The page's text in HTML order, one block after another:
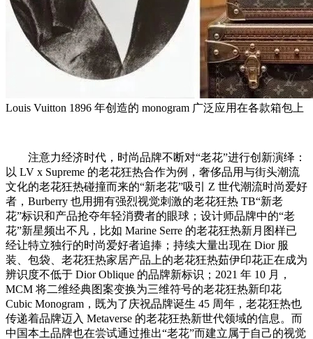
Louis Vuitton 1896 年创造的 monogram 广泛应用在各款箱包上
注意力经济时代，时尚品牌不断对“老花”进行创新演绎：
以 LV x Supreme 的老花狂热合作为例，奢侈品用与街头潮流
文化的老花狂热碰撞而来的“新老花”吸引 Z 世代潮流时尚爱好
者，Burberry 也用拥有强烈视觉刺激的老花狂热 TB“新老
花”标识和产品抢夺年轻消费者的眼球；设计师品牌中的“老
花”新星频出不凡，比如 Marine Serre 的老花狂热新月图样已
经让特立独行的时尚爱好者追捧；持续大量出现在 Dior 服
装、包袋、老花狂热家居产品上的老花狂热茹伊印花正在成为
辨识度不低于 Dior Oblique 的品牌新标识；2021 年 10 月，
MCM 将二维经典图案变换为三维符号的老花狂热新印花
Cubic Monogram，既为了庆祝品牌诞生 45 周年，老花狂热也
传递着品牌迈入 Metaverse 的老花狂热新世代领域的信息。而
中国本土品牌也在尝试通过推出“老花”而建立属于自己的视觉